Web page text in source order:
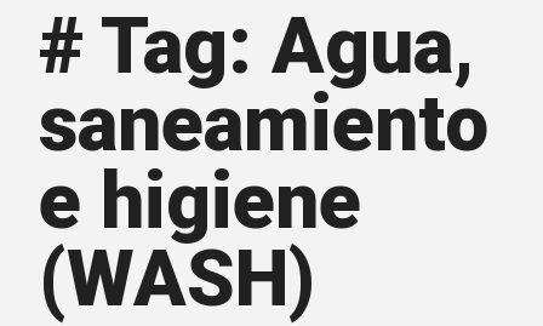
# Tag: Agua,
saneamiento
e higiene
(WASH)